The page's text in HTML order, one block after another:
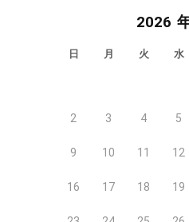
日 月 火 水
2 3 4 5
9 10 11 12
16 17 18 19